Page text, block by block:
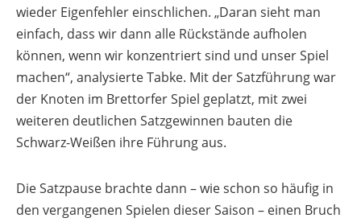
wieder Eigenfehler einschlichen. „Daran sieht man
einfach, dass wir dann alle Rückstände aufholen
können, wenn wir konzentriert sind und unser Spiel
machen“, analysierte Tabke. Mit der Satzführung war
der Knoten im Brettorfer Spiel geplatzt, mit zwei
weiteren deutlichen Satzgewinnen bauten die
Schwarz-Weißen ihre Führung aus.
Die Satzpause brachte dann – wie schon so häufig in
den vergangenen Spielen dieser Saison – einen Bruch